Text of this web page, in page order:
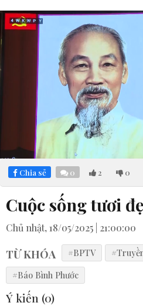
Mute Loaded
7.20%
Chia sẻ 0 2 0
Cuộc sống tươi
Chủ nhật, 18/05/2025 | 21:00:00
TỪ KHÓA #BPTV
#Báo Bình Phước
Ý kiến (0)